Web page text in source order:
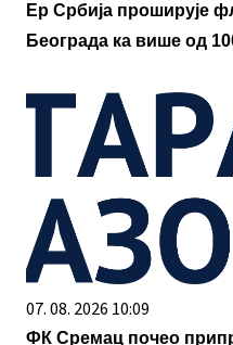
Ер Србија проширује
Београда ка више од
07. 08. 2026 10:09
ФК Сремац почео